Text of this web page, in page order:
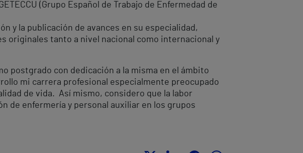
(Grupo Español de Trabajo de Enfermedad de
y la publicación de avances en su especialidad,
originales tanto a nivel nacional como internacional y
postgrado con dedicación a la misma en el ámbito
mi carrera profesional especialmente preocupado
de vida. Así mismo, considero que la labor
de enfermería y personal auxiliar en los grupos